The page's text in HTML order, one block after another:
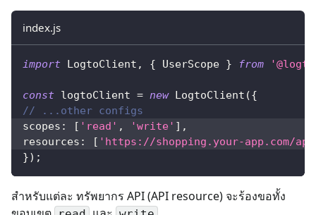
index.js
import LogtoClient , { UserScope } from
const logtoClient = new LogtoClient ({
// ...other configs
scopes : [ 'read' , 'write' ] ,
resources : [ 'https://shopping.your-app.com/
}) ;
สำหรับแต่ละ ทรัพยากร API (API resource) จะร้องขอทั้ง